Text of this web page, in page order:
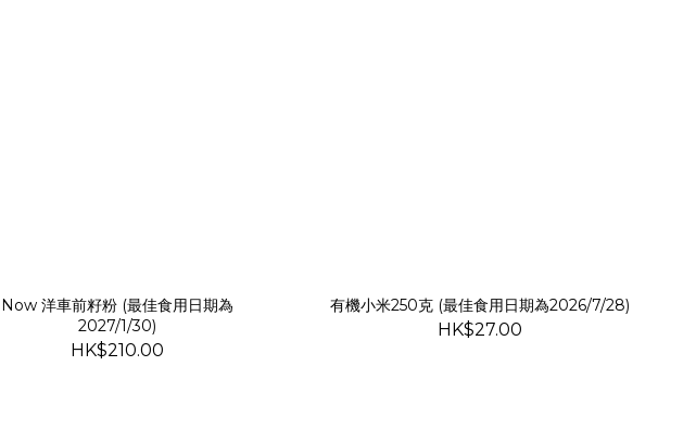
Now 洋車前籽粉 (最佳食用日期為
2027/1/30)
HK$210.00
有機小米250克 (最佳食用日期為2026/7/28)
HK$27.00